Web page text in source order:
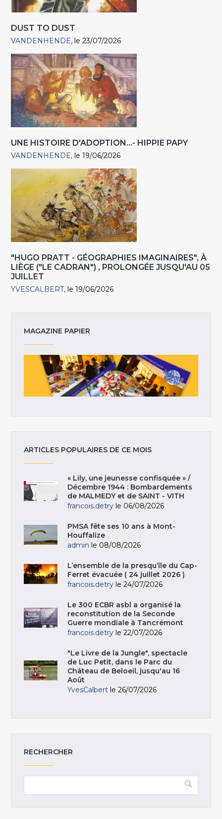
DUST TO DUST
VANDENHENDE le 23/07/2026
UNE HISTOIRE D'ADOPTION...- HIPPIE PAPY
VANDENHENDE le 19/06/2026
"HUGO PRATT - GÉOGRAPHIES IMAGINAIRES", À
LIÈGE ("LE CADRAN") , PROLONGÉE JUSQU'AU 05
JUILLET
YVESCALBERT le 19/06/2026
MAGAZINE PAPIER
ARTICLES POPULAIRES DE CE MOIS
« Lily, une jeunesse confisquée » /
Décembre 1944 : Bombardements
de MALMEDY et de SAINT - VITH
francois.detry le 06/08/2026
PMSA fête ses 10 ans à Mont-
Houffalize
admin le 08/08/2026
L’ensemble de la presqu’île du Cap-
Ferret évacuée ( 24 juillet 2026 )
francois.detry le 24/07/2026
Le 300 ECBR asbl a organisé la
reconstitution de la Seconde
Guerre mondiale à Tancrémont
francois.detry le 22/07/2026
"Le Livre de la Jungle", spectacle
de Luc Petit, dans le Parc du
Château de Beloeil, jusqu'au 16
Août
YvesCalbert le 26/07/2026
RECHERCHER